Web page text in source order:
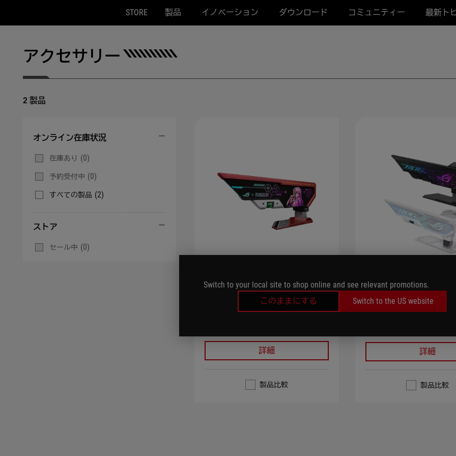
Switch to your local site to shop online and see relevant promotions.
このままにする
Switch to the US website
Accessibility links
STORE 製品 イノベーション ダウンロード コミュニティー 最新ト
アクセサリー
2 製品
オンライン在庫状況
在庫あり (0)
予約受付中 (0)
すべての製品 (2)
ストア
セール中 (0)
Edition
ROG Herculx EVA-02 Edition、使いやすい
詳細
製品比較
ROG Herculx Graphics Card
やすいデザインと幅広い互
詳細
製品比較